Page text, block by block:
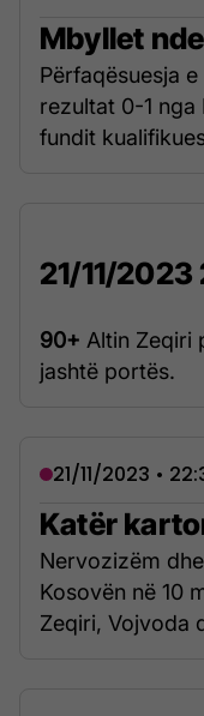
Mbyllet
Përfaqësuesja
rezultat 0-1 nga
fundit
21/11/
90+ Altin Zeqiri
jashtë portës.
21/11/2023 •
Katër
Nervozizëm
Kosovën në 10
Zeqiri, Vojvoda